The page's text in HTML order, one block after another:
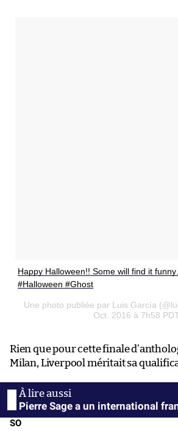
Happy Halloween!! Some will find it
#Halloween #Ghost
Une photo publiée par Luis García
Oct. 2016 à 7h58
Rien que pour cette finale
Milan, Liverpool méritait sa
Pierre Sage a un international
SO